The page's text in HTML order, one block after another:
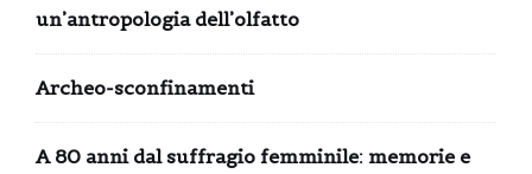
un’antropologia dell’olfatto
Archeo-sconfinamenti
A 80 anni dal suffragio femminile: memorie e